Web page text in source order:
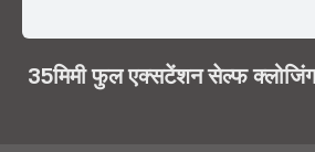
35मिमी फुल एक्सटेंशन सेल्फ क्लोजिंग